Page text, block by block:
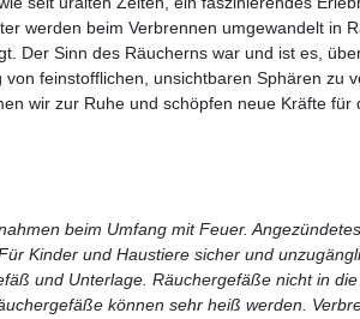
werden beim Verbrennen umgewandelt in
Der Sinn des Räucherns war und ist es,
feinstofflichen, unsichtbaren Sphären zu
wir zur Ruhe und schöpfen neue Kräfte für
beim Umfang mit Feuer.
Kinder und Haustiere sicher und
und Unterlage. Räuchergefäße nicht in
können sehr heiß werden.